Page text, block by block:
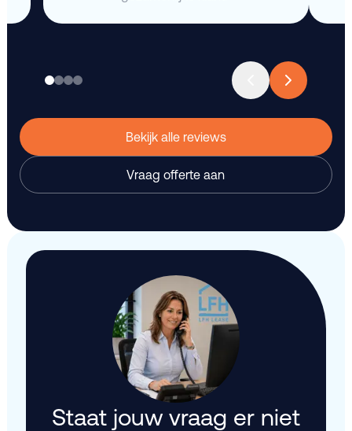
Bekijk alle reviews
Vraag offerte aan
Staat jouw vraag er niet